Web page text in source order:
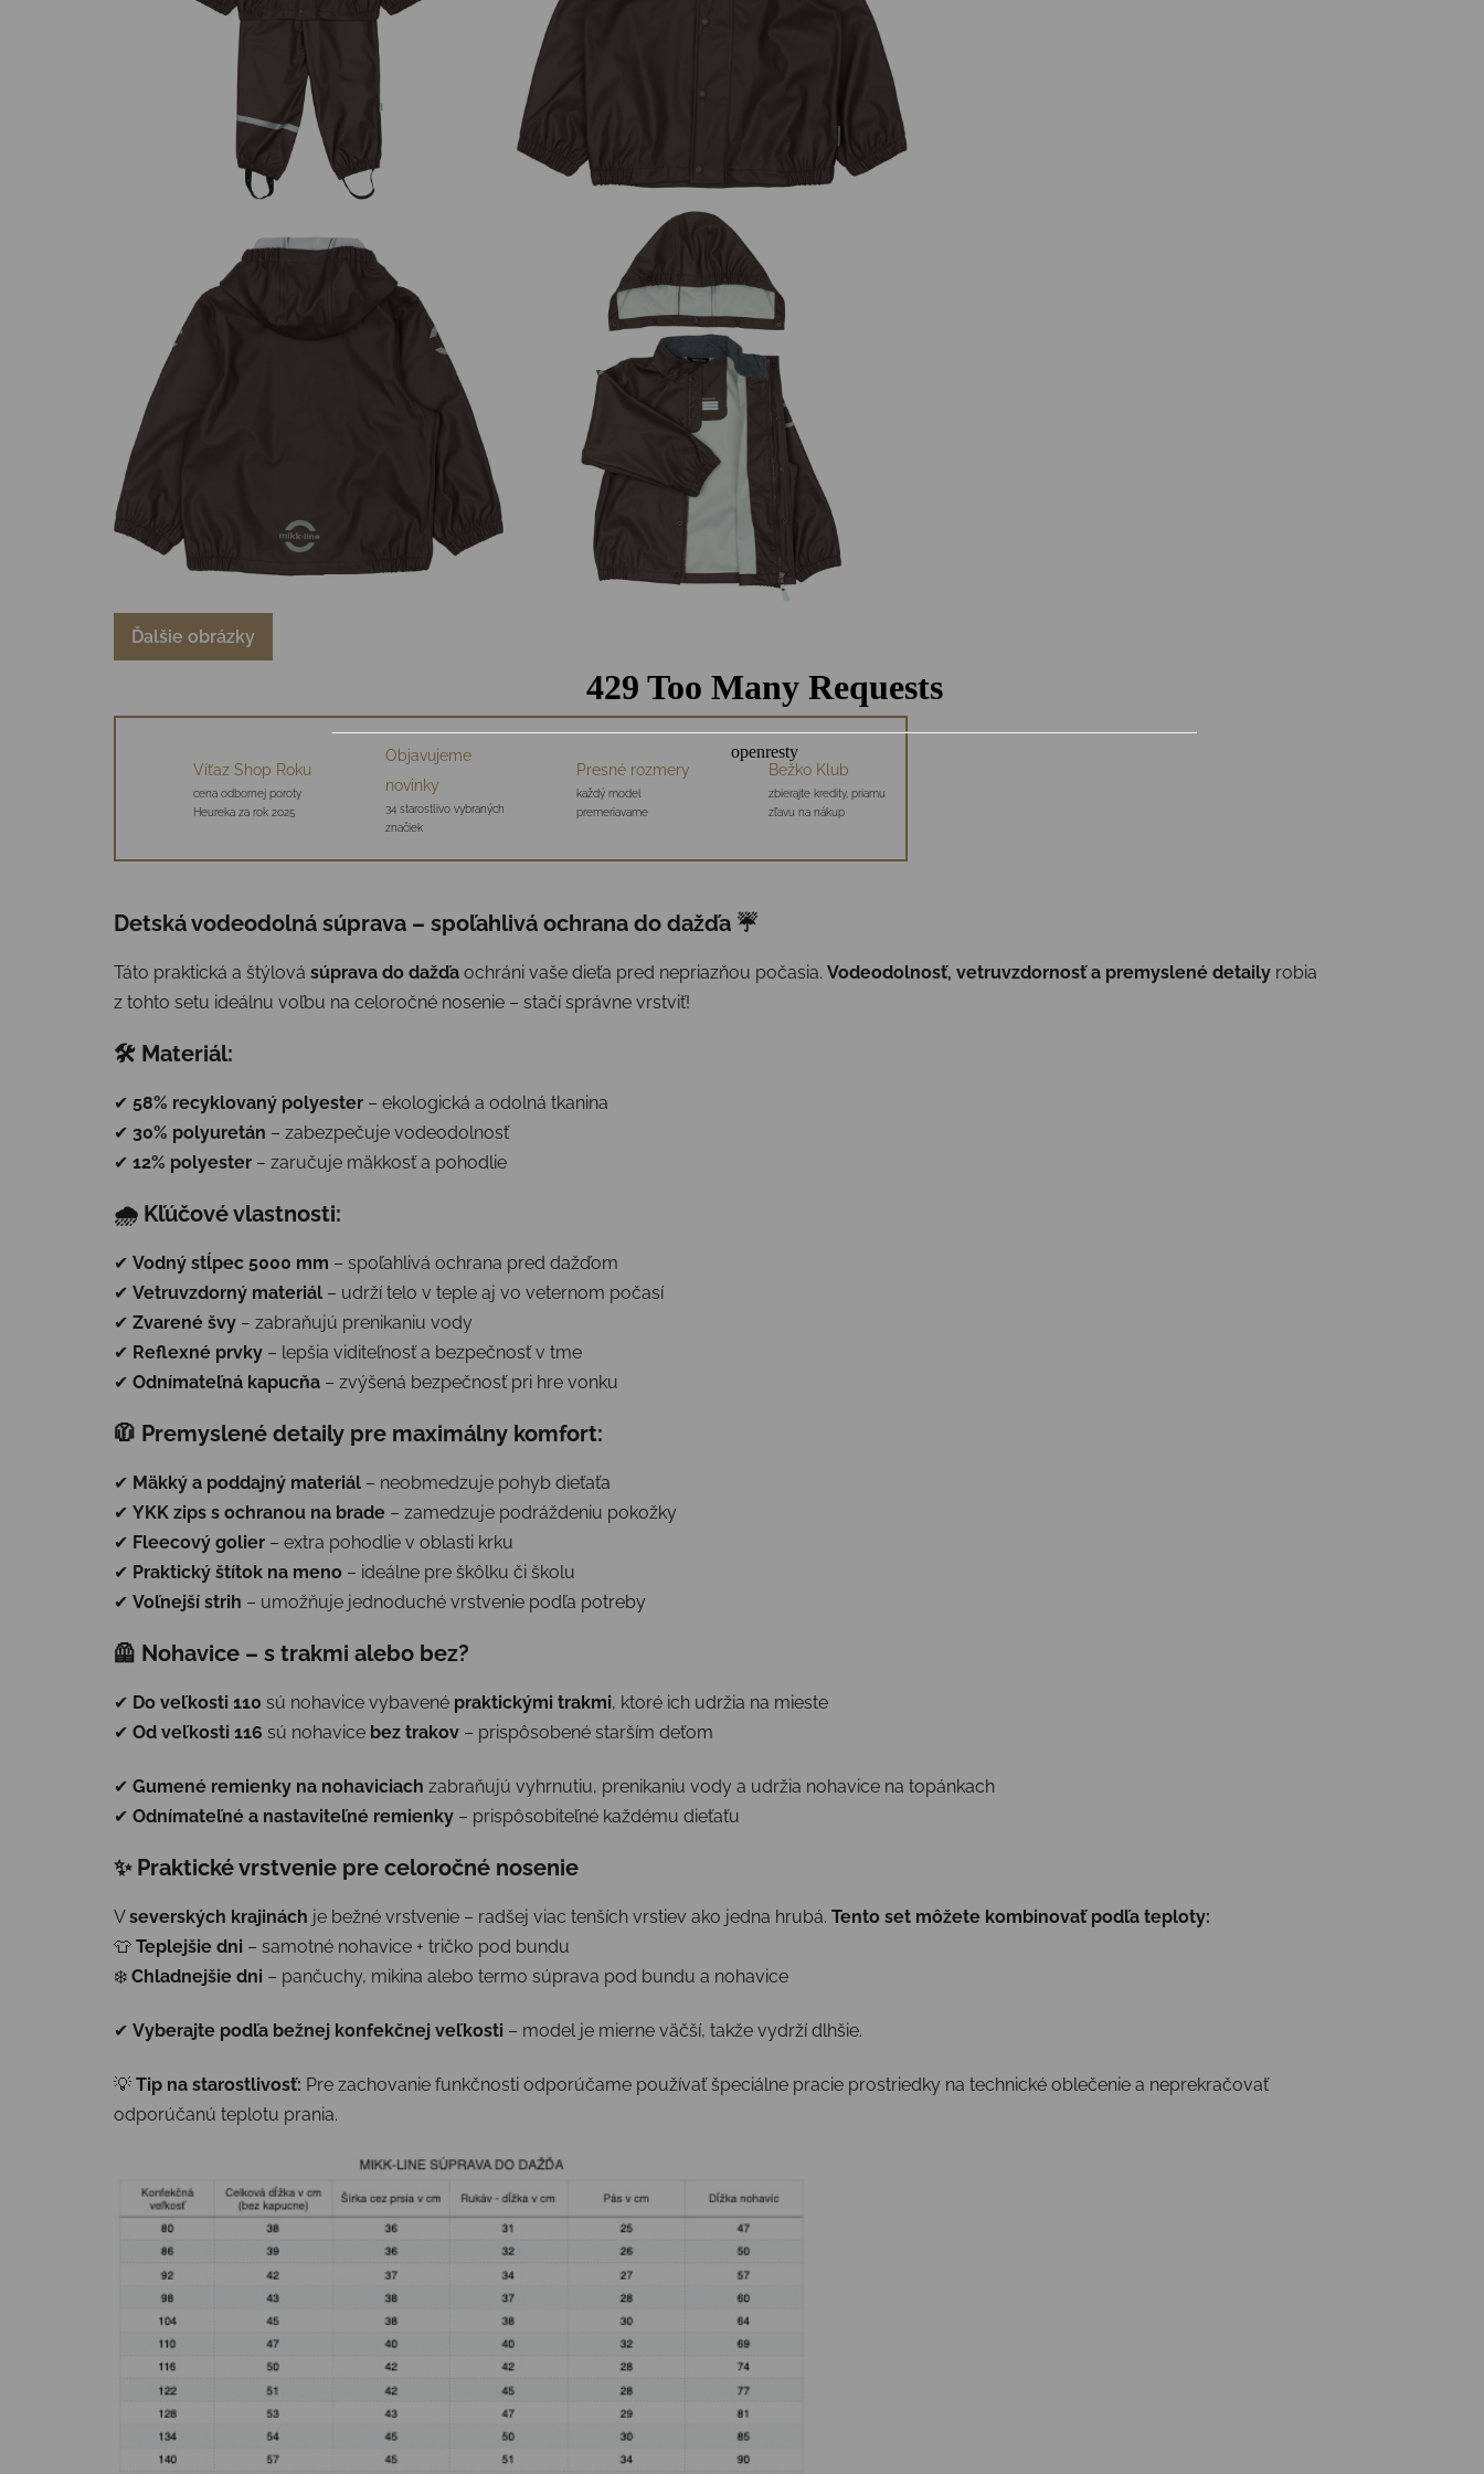
Ďalšie obrázky
Víťaz Shop Roku
cena odbornej poroty
Heureka za rok 2025
Objavujeme
novinky
34 starostlivo vybraných
značiek
Presné rozmery
každý model
premeriavame
Bežko Klub
zbierajte kredity, priamu
zľavu na nákup
Detská vodeodolná súprava – spoľahlivá ochrana do dažďa ☔
Táto praktická a štýlová súprava do dažďa ochráni vaše dieťa pred nepriazňou počasia. Vodeodolnosť, vetruvzdornosť a premyslené detaily robia
z tohto setu ideálnu voľbu na celoročné nosenie – stačí správne vrstviť!
🛠 Materiál:
✔ 58% recyklovaný polyester – ekologická a odolná tkanina
✔ 30% polyuretán – zabezpečuje vodeodolnosť
✔ 12% polyester – zaručuje mäkkosť a pohodlie
🌧 Kľúčové vlastnosti:
✔ Vodný stĺpec 5000 mm – spoľahlivá ochrana pred dažďom
✔ Vetruvzdorný materiál – udrží telo v teple aj vo veternom počasí
✔ Zvarené švy – zabraňujú prenikaniu vody
✔ Reflexné prvky – lepšia viditeľnosť a bezpečnosť v tme
✔ Odnímateľná kapucňa – zvýšená bezpečnosť pri hre vonku
🧥 Premyslené detaily pre maximálny komfort:
✔ Mäkký a poddajný materiál – neobmedzuje pohyb dieťaťa
✔ YKK zips s ochranou na brade – zamedzuje podráždeniu pokožky
✔ Fleecový golier – extra pohodlie v oblasti krku
✔ Praktický štítok na meno – ideálne pre škôlku či školu
✔ Voľnejší strih – umožňuje jednoduché vrstvenie podľa potreby
🦺 Nohavice – s trakmi alebo bez?
✔ Do veľkosti 110 sú nohavice vybavené praktickými trakmi, ktoré ich udržia na mieste
✔ Od veľkosti 116 sú nohavice bez trakov – prispôsobené starším deťom
✔ Gumené remienky na nohaviciach zabraňujú vyhrnutiu, prenikaniu vody a udržia nohavice na topánkach
✔ Odnímateľné a nastaviteľné remienky – prispôsobiteľné každému dieťaťu
✨ Praktické vrstvenie pre celoročné nosenie
Vseverských krajinách je bežné vrstvenie – radšej viac tenších vrstiev ako jedna hrubá. Tento set môžete kombinovať podľa teploty:
👕 Teplejšie dni – samotné nohavice + tričko pod bundu
❄️ Chladnejšie dni – pančuchy, mikina alebo termo súprava pod bundu a nohavice
✔ Vyberajte podľa bežnej konfekčnej veľkosti – model je mierne väčší, takže vydrží dlhšie.
💡 Tip na starostlivosť: Pre zachovanie funkčnosti odporúčame používať špeciálne pracie prostriedky na technické oblečenie a neprekračovať
odporúčanú teplotu prania.